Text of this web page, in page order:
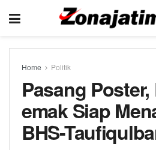
Home Politik
Pasang Poster,
emak Siap
BHS-